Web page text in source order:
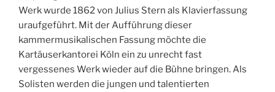
Werk wurde 1862 von Julius Stern als Klavierfassung
uraufgeführt. Mit der Aufführung dieser
kammermusikalischen Fassung möchte die
Kartäuserkantorei Köln ein zu unrecht fast
vergessenes Werk wieder auf die Bühne bringen. Als
Solisten werden die jungen und talentierten